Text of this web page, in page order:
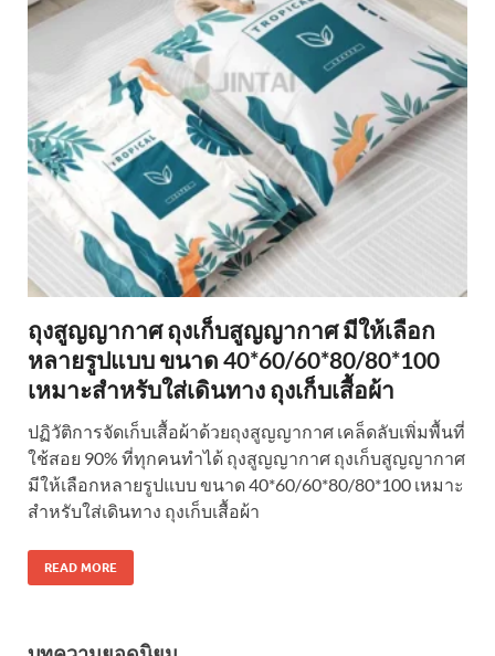
ถุงสูญญากาศ ถุงเก็บสูญญากาศ มีให้เลือก
หลายรูปแบบ ขนาด 40*60/60*80/80*100
เหมาะสำหรับใส่เดินทาง ถุงเก็บเสื้อผ้า
ปฏิวัติการจัดเก็บเสื้อผ้าด้วยถุงสูญญากาศ เคล็ดลับเพิ่มพื้นที่
ใช้สอย 90% ที่ทุกคนทำได้ ถุงสูญญากาศ ถุงเก็บสูญญากาศ
มีให้เลือกหลายรูปแบบ ขนาด 40*60/60*80/80*100 เหมาะ
สำหรับใส่เดินทาง ถุงเก็บเสื้อผ้า
READ MORE